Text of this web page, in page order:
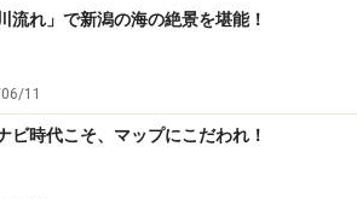
流れ」で新潟の海の絶景を堪能！
11
ビ時代こそ、マップにこだわれ！